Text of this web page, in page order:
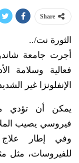
Share
الثورة نت/..
أجرت جامعة
فعالية وسلامة
الإنفلونزا غير
يمكن أن تؤدي
فيروسي يصيب
وفي إطار
للفيروسات، مثل